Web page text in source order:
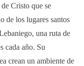
Cristo que se
de los lugares santos
una ruta de
cada año. Su
crean un ambiente de